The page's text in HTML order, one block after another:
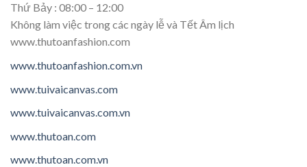
Thứ Bảy : 08:00 – 12:00
Không làm việc trong các ngày lễ và Tết Âm lịch
www.thutoanfashion.com
www.thutoanfashion.com.vn
www.tuivaicanvas.com
www.tuivaicanvas.com.vn
www.thutoan.com
www.thutoan.com.vn